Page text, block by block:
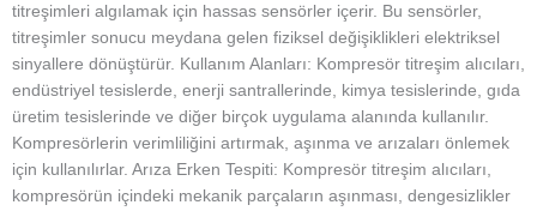
titreşimleri algılamak için hassas sensörler içerir. Bu sensörler,
titreşimler sonucu meydana gelen fiziksel değişiklikleri elektriksel
sinyallere dönüştürür. Kullanım Alanları: Kompresör titreşim alıcıları,
endüstriyel tesislerde, enerji santrallerinde, kimya tesislerinde, gıda
üretim tesislerinde ve diğer birçok uygulama alanında kullanılır.
Kompresörlerin verimliliğini artırmak, aşınma ve arızaları önlemek
için kullanılırlar. Arıza Erken Tespiti: Kompresör titreşim alıcıları,
kompresörün içindeki mekanik parçaların aşınması, dengesizlikler